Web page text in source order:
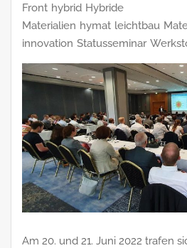
Front hybrid Hybride
Materialien hymat leichtbau
innovation Statusseminar
Am 20. und 21. Juni 2022 trafen